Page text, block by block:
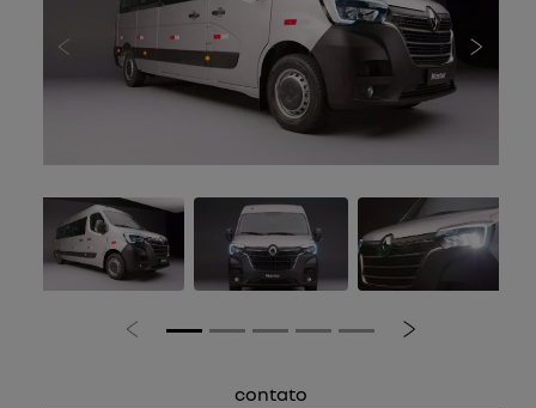
Anterior
Anterior Próximo
contato